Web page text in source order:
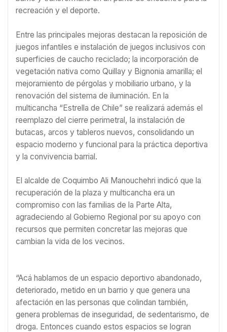
recreación y el deporte.
Entre las principales mejoras destacan la reposición de
juegos infantiles e instalación de juegos inclusivos con
superficies de caucho reciclado; la incorporación de
vegetación nativa como Quillay y Bignonia amarilla; el
mejoramiento de pérgolas y mobiliario urbano, y la
renovación del sistema de iluminación. En la
multicancha “Estrella de Chile” se realizará además el
reemplazo del cierre perimetral, la instalación de
butacas, arcos y tableros nuevos, consolidando un
espacio moderno y funcional para la práctica deportiva
y la convivencia barrial.
El alcalde de Coquimbo Ali Manouchehri indicó que la
recuperación de la plaza y multicancha era un
compromiso con las familias de la Parte Alta,
agradeciendo al Gobierno Regional por su apoyo con
recursos que permiten concretar las mejoras que
cambian la vida de los vecinos.
“Acá hablamos de un espacio deportivo abandonado,
deteriorado, metido en un barrio y que genera una
afectación en las personas que colindan también,
genera problemas de inseguridad, de sedentarismo, de
droga. Entonces cuando estos espacios se logran